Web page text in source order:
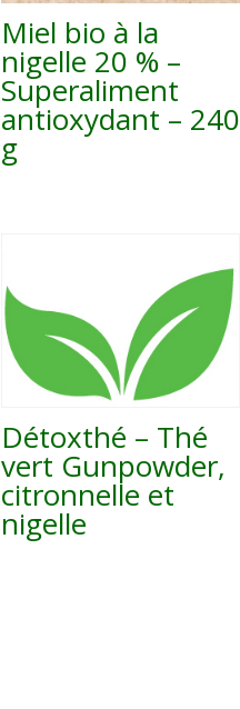
Miel bio à la
nigelle 20 % –
Superaliment
antioxydant – 240
g
Détoxthé – Thé
vert Gunpowder,
citronnelle et
nigelle